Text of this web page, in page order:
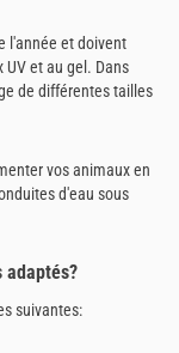
l'année et doivent
et au gel. Dans
de différentes tailles
vos animaux en
d'eau sous
adaptés?
suivantes: